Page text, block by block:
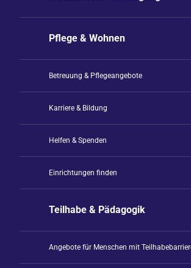
Pflege & Wohnen
Betreuung & Pflegeangebote
Karriere & Bildung
Helfen & Spenden
Einrichtungen finden
Teilhabe & Pädagogik
Angebote für Menschen mit